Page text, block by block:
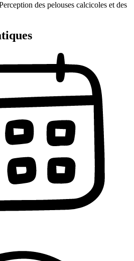
des pelouses calcicoles et des